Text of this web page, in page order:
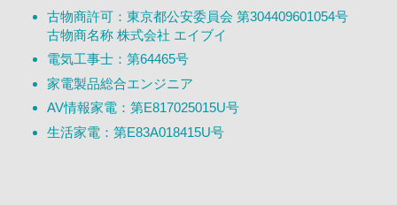
古物商許可：東京都公安委員会 第304409601054号
古物商名称 株式会社 エイブイ
電気工事士：第64465号
家電製品総合エンジニア
AV情報家電：第E817025015U号
生活家電：第E83A018415U号